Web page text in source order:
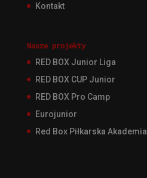
Kontakt
Nasze projekty
RED BOX Junior Liga
RED BOX CUP Junior
RED BOX Pro Camp
Eurojunior
Red Box Piłkarska Akademia